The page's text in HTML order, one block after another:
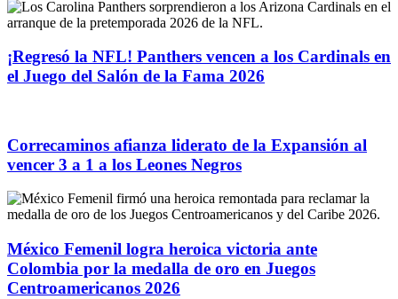
¡Regresó la NFL! Panthers vencen a los Cardinals en
el Juego del Salón de la Fama 2026
Correcaminos afianza liderato de la Expansión al
vencer 3 a 1 a los Leones Negros
México Femenil logra heroica victoria ante
Colombia por la medalla de oro en Juegos
Centroamericanos 2026